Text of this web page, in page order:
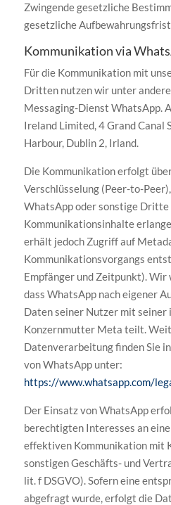
Zwingende gesetzliche
gesetzliche
Kommunikation via
Für die Kommunikation mit
Dritten nutzen wir unter
Messaging-Dienst WhatsApp.
Ireland Limited, 4 Grand Canal
Harbour, Dublin 2, Irland.
Die Kommunikation erfolgt
Verschlüsselung (Peer-to-
WhatsApp oder sonstige
Kommunikationsinhalte
erhält jedoch Zugriff auf
Kommunikationsvorgangs
Empfänger und Zeitpunkt). Wir
dass WhatsApp nach eigener
Daten seiner Nutzer mit seiner
Konzernmutter Meta teilt.
Datenverarbeitung finden Sie
von WhatsApp unter:
https://www.whatsapp.com/
Der Einsatz von WhatsApp
berechtigten Interesses an
effektiven Kommunikation mit
sonstigen Geschäfts- und
lit. f DSGVO). Sofern eine
abgefragt wurde, erfolgt die